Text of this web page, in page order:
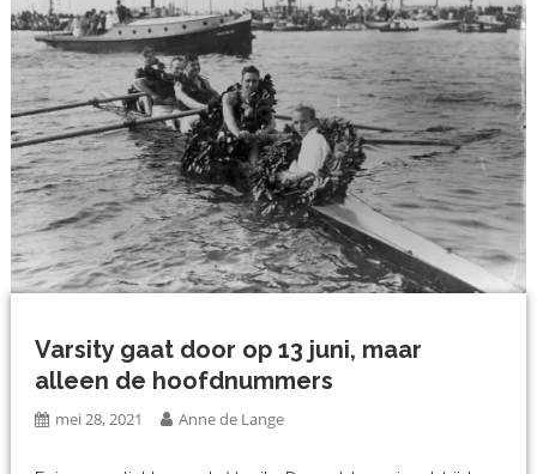
Varsity gaat door op 13 juni, maar
alleen de hoofdnummers
mei 28, 2021 Anne de Lange